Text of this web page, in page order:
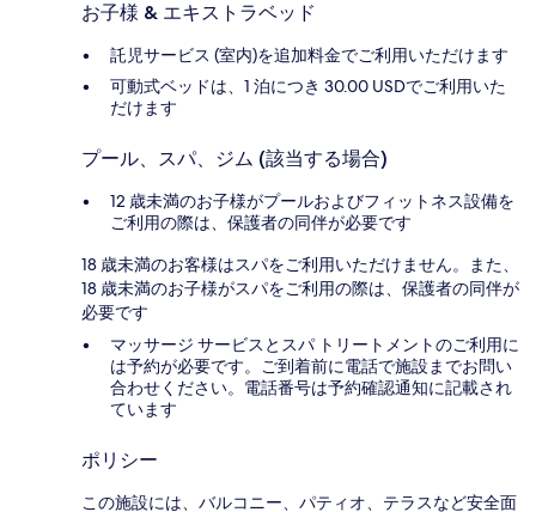
お子様 & エキストラベッド
託児サービス (室内)を追加料金でご利用いただけます
可動式ベッドは、1 泊につき 30.00 USDでご利用いた
だけます
プール、スパ、ジム (該当する場合)
12 歳未満のお子様がプールおよびフィットネス設備を
ご利用の際は、保護者の同伴が必要です
18 歳未満のお客様はスパをご利用いただけません。また、
18 歳未満のお子様がスパをご利用の際は、保護者の同伴が
必要です
マッサージ サービスとスパ トリートメントのご利用に
は予約が必要です。ご到着前に電話で施設までお問い
合わせください。電話番号は予約確認通知に記載され
ています
ポリシー
この施設には、バルコニー、パティオ、テラスなど安全面